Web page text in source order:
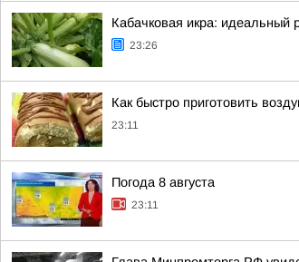
Кабачковая икра: идеальный
23:26
Как быстро приготовить
23:11
Погода 8 августа
23:11